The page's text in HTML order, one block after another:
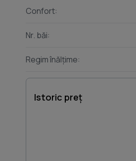
Confort:
Nr. băi:
Regim înălțime:
Istoric preț